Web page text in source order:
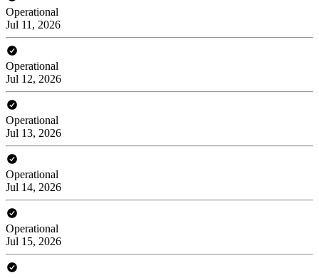
Operational
Jul 11, 2026
Operational
Jul 12, 2026
Operational
Jul 13, 2026
Operational
Jul 14, 2026
Operational
Jul 15, 2026